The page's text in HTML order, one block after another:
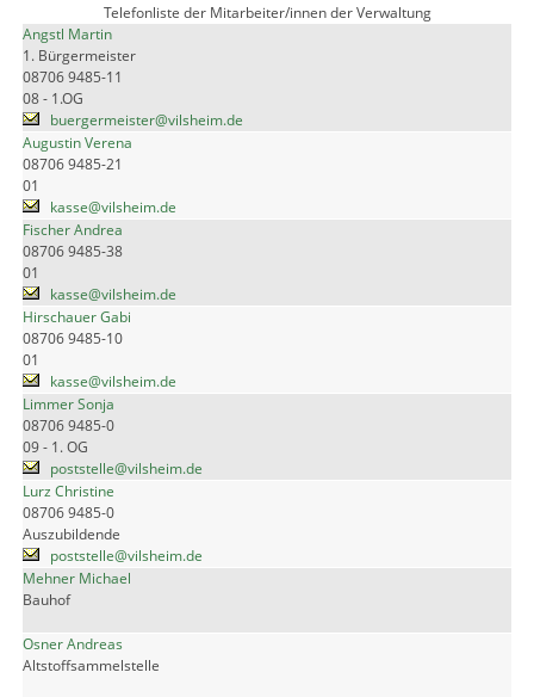
Telefonliste der Mitarbeiter/innen der Verwaltung
Angstl Martin
1. Bürgermeister
08706 9485-11
08 - 1.OG
buergermeister@vilsheim.de
Augustin Verena
08706 9485-21
01
kasse@vilsheim.de
Fischer Andrea
08706 9485-38
01
kasse@vilsheim.de
Hirschauer Gabi
08706 9485-10
01
kasse@vilsheim.de
Limmer Sonja
08706 9485-0
09 - 1. OG
poststelle@vilsheim.de
Lurz Christine
08706 9485-0
Auszubildende
poststelle@vilsheim.de
Mehner Michael
Bauhof
Osner Andreas
Altstoffsammelstelle